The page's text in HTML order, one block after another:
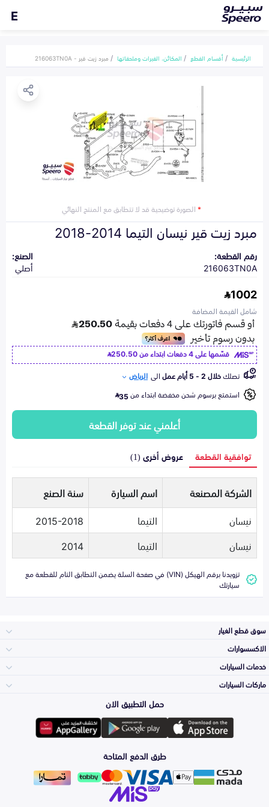
E
الرئيسية أقسام القطع المكائن، القيرات وملحقاتها مبرد زيت قير - 216063TN0A
*الصورة توضيحية قد لا تتطابق مع المنتج النهائي
مبرد زيت قير نيسان التيما 2014-2018
رقم القطعة:
216063TN0A
الصنع:
أصلي
1002
شامل القيمة المضافة
قسّمها على 4 دفعات ابتداء من
250.50
تصلكخلال 2 - 5 أيام عمل الى الرياض
استمتع برسوم شحن مخفضة ابتداء من35
أعلمني عند توفر القطعة
توافقية القطعة عروض أخرى (1)
الشركة المصنعة اسم السيارة
سنة الصنع
نيسان
التيما
2015-2018
نيسان
التيما 2014
تزويدنا برقم الهيكل (VIN) في صفحة السلة يضمن التطابق التام للقطعة مع
سيارتك
سوق قطع الغيار
المكائن، القيرات
وملحقاتها
الشمعات
والاصطبات (الاضاءة)
الاكسسوارات
لوازم الرحلات
اكسسوارات العناية
خدمات السيارات
الأكثر مبيعاً
التلميع والعناية
ماركات السيارات
تويوتا
هيونداي
حمل التطبيق الان
طرق الدفع المتاحة